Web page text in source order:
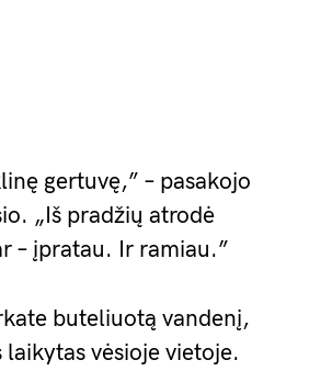
gertuvę,” – pasakojo
„Iš pradžių atrodė
– įpratau. Ir ramiau.”
buteliuotą vandenį,
vėsioje vietoje.